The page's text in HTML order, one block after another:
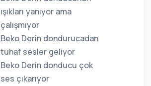
ışıkları yanıyor ama
çalışmıyor
Beko Derin dondurucadan
tuhaf sesler geliyor
Beko Derin donducu çok
ses çıkarıyor